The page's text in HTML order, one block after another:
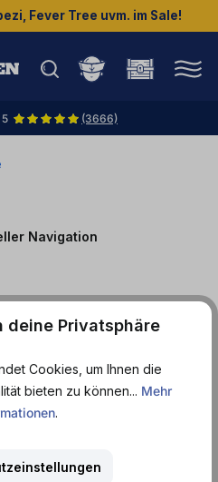
Fever Tree uvm. im Sale!
(3666)
Navigation
Mampe
deine Privatsphäre
Cookies, um Ihnen die
bieten zu können... Mehr
.